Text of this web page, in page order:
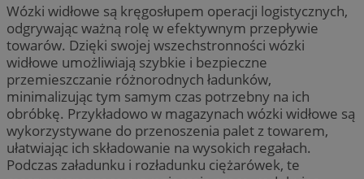
Wózki widłowe są kręgosłupem operacji logistycznych,
odgrywając ważną rolę w efektywnym przepływie
towarów. Dzięki swojej wszechstronności wózki
widłowe umożliwiają szybkie i bezpieczne
przemieszczanie różnorodnych ładunków,
minimalizując tym samym czas potrzebny na ich
obróbkę. Przykładowo w magazynach wózki widłowe są
wykorzystywane do przenoszenia palet z towarem,
ułatwiając ich składowanie na wysokich regałach.
Podczas załadunku i rozładunku ciężarówek, te